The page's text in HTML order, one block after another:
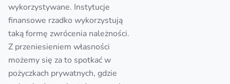
wykorzystywane. Instytucje
finansowe rzadko wykorzystują
taką formę zwrócenia należności.
Z przeniesieniem własności
możemy się za to spotkać w
pożyczkach prywatnych, gdzie